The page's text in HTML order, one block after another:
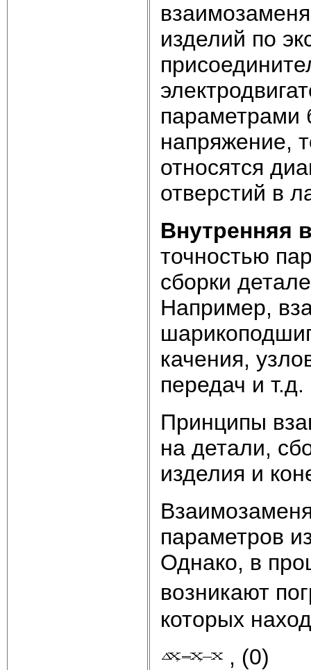
изделий по
параметрами
напряжение,
относятся
отверстий в
Внутренняя
точностью
сборки
Например,
качения,
передач и т.д.
Принципы
на детали,
изделия и
параметров
Однако, в
возникают
которых
, (0)